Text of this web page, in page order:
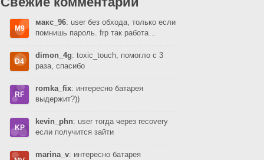
макс_96: user без обхода, только если
помнишь пароль. frp так работа…
dimon_4g: toxic_touch, помогло с 3
раза, спасибо
romka_fix: интересно батарея
выдержит?))
kevin_phn: user тогда через recovery
если получится зайти
marina_v: интересно батарея